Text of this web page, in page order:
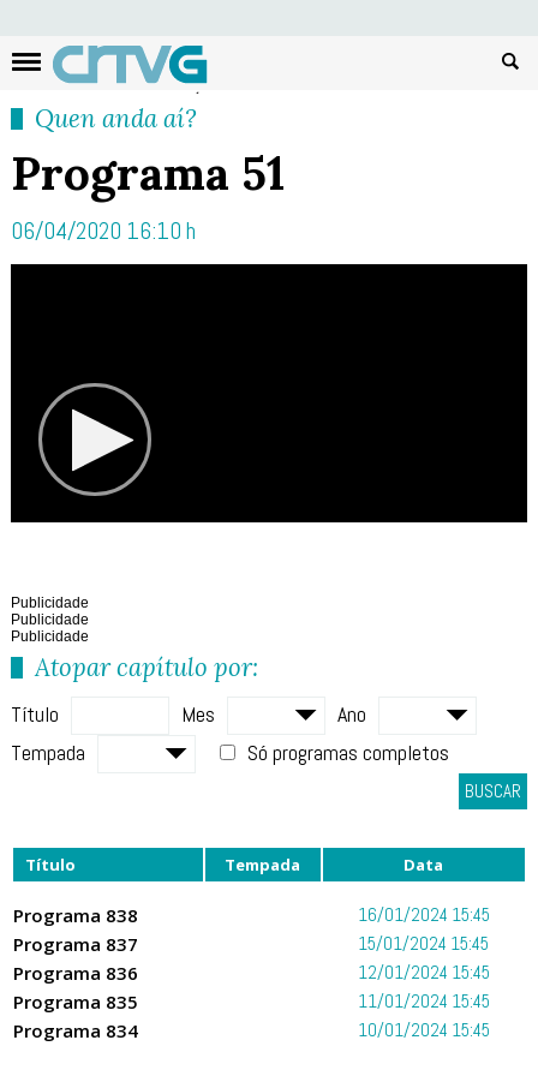
Quen anda aí?
Programa 51
06/04/2020 16:10 h
Publicidade
Publicidade
Publicidade
Atopar capítulo por:
Título Mes
Ano
Tempada
Só programas completos
BUSCAR
Título Tempada Data
Programa 838 16/01/2024 15:45
Programa 837 15/01/2024 15:45
Programa 836 12/01/2024 15:45
Programa 835 11/01/2024 15:45
Programa 834 10/01/2024 15:45